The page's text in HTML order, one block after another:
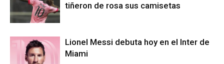
tiñeron de rosa sus camisetas
Lionel Messi debuta hoy en el Inter de
Miami